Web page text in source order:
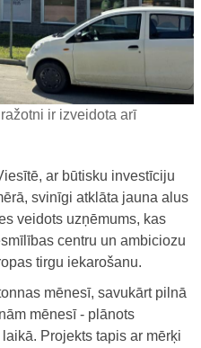
ir izveidota arī
ar būtisku investīciju
svinīgi atklāta jauna alus
veidots uzņēmums, kas
centru un ambiciozu
tirgu iekarošanu.
mēnesī, savukārt pilnā
mēnesī - plānots
Projekts tapis ar mērķi